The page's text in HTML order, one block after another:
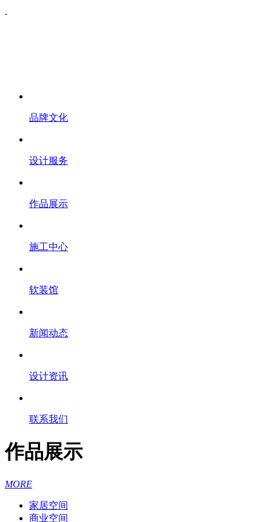
品牌文化
设计服务
作品展示
施工中心
软装馆
新闻动态
设计资讯
联系我们
作品展示
MORE
家居空间
商业空间